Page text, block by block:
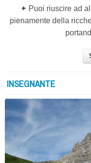
✦ Puoi riuscire ad
pienamente della
INSEGNANTE